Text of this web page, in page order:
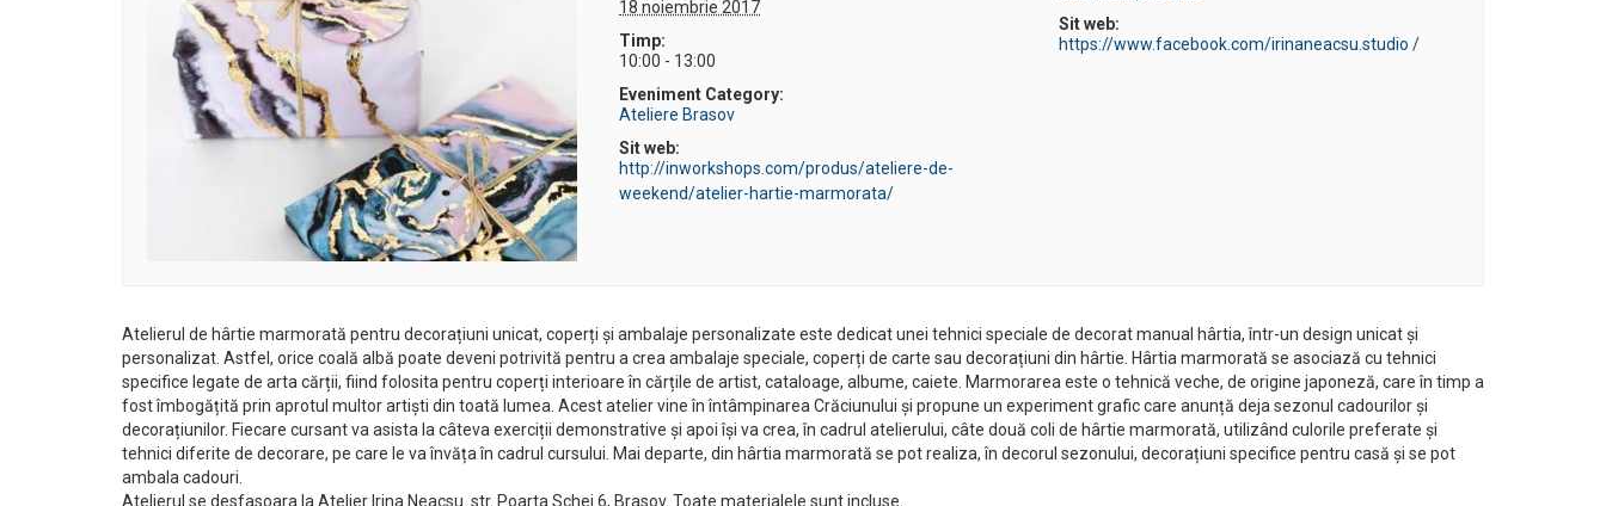
18 noiembrie 2017
Timp:
10:00 - 13:00
Eveniment Category:
Ateliere Brasov
Sit web:
http://inworkshops.com/produs/ateliere-de-
weekend/atelier-hartie-marmorata/
Sit web:
https://www.facebook.com/irinaneacsu.studio /
Atelierul de hârtie marmorată pentru decorațiuni unicat, coperți și ambalaje personalizate este dedicat unei tehnici speciale de decorat manual hârtia, într-un design unicat și
personalizat. Astfel, orice coală albă poate deveni potrivită pentru a crea ambalaje speciale, coperți de carte sau decorațiuni din hârtie. Hârtia marmorată se asociază cu tehnici
specifice legate de arta cărții, fiind folosita pentru coperți interioare în cărțile de artist, cataloage, albume, caiete. Marmorarea este o tehnică veche, de origine japoneză, care în timp a
fost îmbogățită prin aprotul multor artiști din toată lumea. Acest atelier vine în întâmpinarea Crăciunului și propune un experiment grafic care anunță deja sezonul cadourilor și
decorațiunilor. Fiecare cursant va asista la câteva exerciții demonstrative și apoi își va crea, în cadrul atelierului, câte două coli de hârtie marmorată, utilizând culorile preferate și
tehnici diferite de decorare, pe care le va învăța în cadrul cursului. Mai departe, din hârtia marmorată se pot realiza, în decorul sezonului, decorațiuni specifice pentru casă și se pot
ambala cadouri.
Atelierul se desfasoara la Atelier Irina Neacsu. str. Poarta Schei 6, Brasov. Toate materialele sunt incluse.